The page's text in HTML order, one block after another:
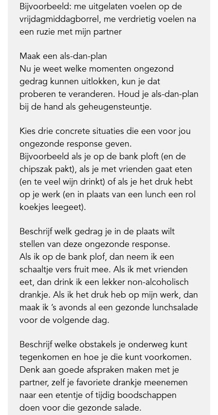
Bijvoorbeeld: me uitgelaten voelen op de
vrijdagmiddagborrel, me verdrietig voelen na
een ruzie met mijn partner
Maak een als-dan-plan
Nu je weet welke momenten ongezond
gedrag kunnen uitlokken, kun je dat
proberen te veranderen. Houd je als-dan-plan
bij de hand als geheugensteuntje.
Kies drie concrete situaties die een voor jou
ongezonde response geven.
Bijvoorbeeld als je op de bank ploft (en de
chipszak pakt), als je met vrienden gaat eten
(en te veel wijn drinkt) of als je het druk hebt
op je werk (en in plaats van een lunch een rol
koekjes leegeet).
Beschrijf welk gedrag je in de plaats wilt
stellen van deze ongezonde response.
Als ik op de bank plof, dan neem ik een
schaaltje vers fruit mee. Als ik met vrienden
eet, dan drink ik een lekker non-alcoholisch
drankje. Als ik het druk heb op mijn werk, dan
maak ik ’s avonds al een gezonde lunchsalade
voor de volgende dag.
Beschrijf welke obstakels je onderweg kunt
tegenkomen en hoe je die kunt voorkomen.
Denk aan goede afspraken maken met je
partner, zelf je favoriete drankje meenemen
naar een etentje of tijdig boodschappen
doen voor die gezonde salade.